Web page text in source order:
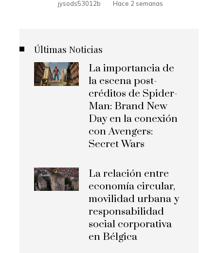
jysods53012b Hace 2 semanas
Últimas Noticias
La importancia de
la escena post-
créditos de Spider-
Man: Brand New
Day en la conexión
con Avengers:
Secret Wars
La relación entre
economía circular,
movilidad urbana y
responsabilidad
social corporativa
en Bélgica